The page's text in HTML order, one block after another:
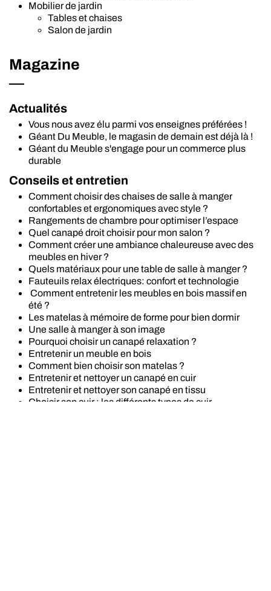
Mobilier de jardin
Tables et chaises
Salon de jardin
Magazine
Actualités
Vous nous avez élu parmi vos enseignes préférées !
Géant Du Meuble, le magasin de demain est déjà là !
Géant du Meuble s'engage pour un commerce plus
durable
Conseils et entretien
Comment choisir des chaises de salle à manger
confortables et ergonomiques avec style ?
Rangements de chambre pour optimiser l’espace
Quel canapé droit choisir pour mon salon ?
Comment créer une ambiance chaleureuse avec des
meubles en hiver ?
Quels matériaux pour une table de salle à manger ?
Fauteuils relax électriques: confort et technologie
Comment entretenir les meubles en bois massif en
été ?
Les matelas à mémoire de forme pour bien dormir
Une salle à manger à son image
Pourquoi choisir un canapé relaxation ?
Entretenir un meuble en bois
Comment bien choisir son matelas ?
Entretenir et nettoyer un canapé en cuir
Entretenir et nettoyer son canapé en tissu
Choisir son cuir : les différents types de cuir